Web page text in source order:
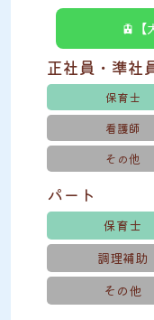
🚊【
正社員・準社
保育士
看護師
その他
パート
保育士
調理補助
その他